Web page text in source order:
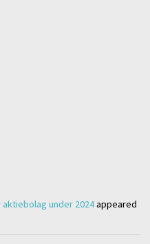
under 2024appeared